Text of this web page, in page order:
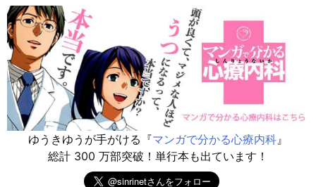
ゆうきゆうが手がける『マンガで分かる心療内科』
総計 300 万部突破！単行本も出ています！